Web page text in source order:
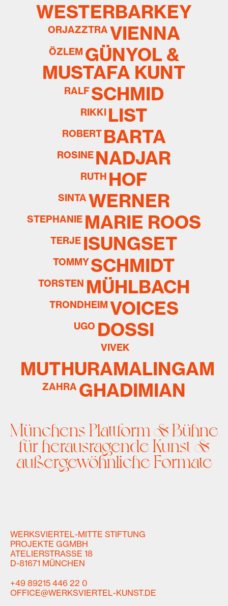
WESTERBARKEY
ORJAZZTRAVIENNA
ÖZLEMGÜNYOL &
MUSTAFA KUNT
RALFSCHMID
RIKKILIST
ROBERTBARTA
ROSINENADJAR
RUTHHOF
SINTAWERNER
STEPHANIEMARIE ROOS
TERJEISUNGSET
TOMMYSCHMIDT
TORSTENMÜHLBACH
TRONDHEIMVOICES
UGODOSSI
VIVEK
MUTHURAMALINGAM
ZAHRAGHADIMIAN
Münchens Plattform & Bühne
für herausragende Kunst &
außergewöhnliche Formate
WERKSVIERTEL-MITTE STIFTUNG
PROJEKTE GGMBH
ATELIERSTRASSE 18
D-81671 MÜNCHEN
+49 89215 446 22 0
OFFICE@WERKSVIERTEL-KUNST.DE